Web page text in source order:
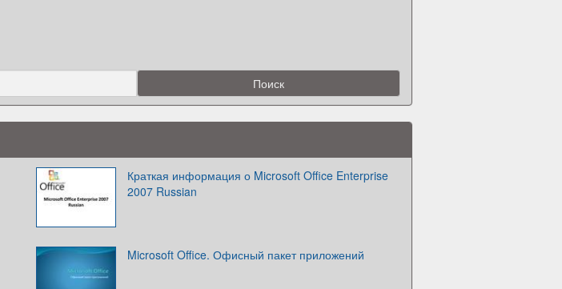
Краткая информация о Microsoft Office Enterprise
2007 Russian
Microsoft Office. Офисный пакет приложений